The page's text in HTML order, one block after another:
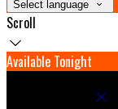
Select language
Scroll
Available Tonight